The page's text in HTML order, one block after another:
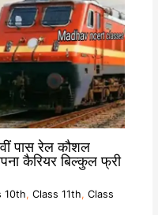
पास रेल कौशल
कैरियर बिल्कुल फ्री
10th, Class 11th, Class